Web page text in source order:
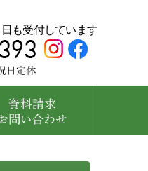
も受付しています